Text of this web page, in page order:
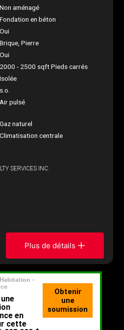
Non aménagé
Fondation en béton
Oui
Brique, Pierre
Oui
2000 - 2500 sqft Pieds carrés
Isolée
s.o.
Air pulsé
Gaz naturel
Climatisation centrale
SERVICES INC.
Plus de détails